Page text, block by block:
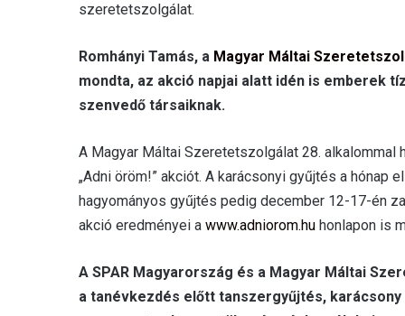
szeretetszolgálat.
Romhányi Tamás, a Magyar Máltai
mondta, az akció napjai alatt idén is emberek
szenvedő társaiknak.
A Magyar Máltai Szeretetszolgálat 28.
„Adni öröm!” akciót. A karácsonyi gyűjtés a hónap
hagyományos gyűjtés pedig december 12-17-én
akció eredményei a www.adniorom.hu honlapon is
A SPAR Magyarország és a Magyar Máltai
a tanévkezdés előtt tanszergyűjtés,